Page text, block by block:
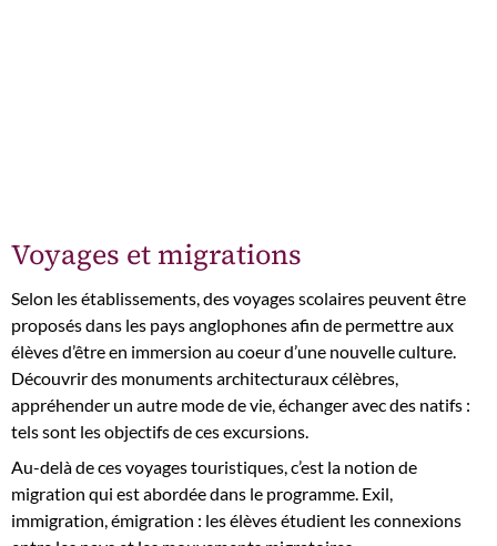
Voyages et migrations
Selon les établissements, des voyages scolaires peuvent être
proposés dans les pays anglophones afin de permettre aux
élèves d’être en immersion au coeur d’une nouvelle culture.
Découvrir des monuments architecturaux célèbres,
appréhender un autre mode de vie, échanger avec des natifs :
tels sont les objectifs de ces excursions.
Au-delà de ces voyages touristiques, c’est la notion de
migration qui est abordée dans le programme. Exil,
immigration, émigration : les élèves étudient les connexions